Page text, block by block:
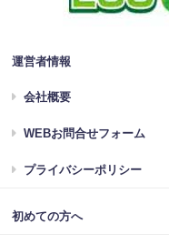
運営者情報
会社概要
WEBお問合せフォーム
プライバシーポリシー
初めての方へ